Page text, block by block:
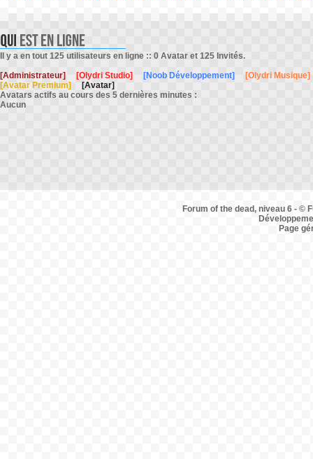
Il y a en tout 125 utilisateurs en ligne :: 0 Avatar et 125 Invités.
[Administrateur]
[Olydri Studio] [Noob Développement]
[Olydri Musique]
[Avatar Premium]
[Avatar]
Avatars actifs au cours des 5 dernières minutes :
Aucun
Forum of the dead, niveau 6 - ©
Page